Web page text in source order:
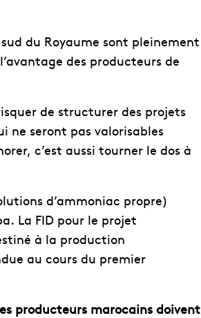
du Royaume sont pleinement
des producteurs de
de structurer des projets
ne seront pas valorisables
c’est aussi tourner le dos à
d’ammoniac propre)
La FID pour le projet
à la production
au cours du premier
producteurs marocains doivent